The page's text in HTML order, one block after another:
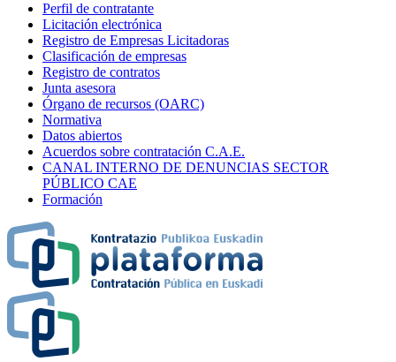
Perfil de contratante
Licitación electrónica
Registro de Empresas Licitadoras
Clasificación de empresas
Registro de contratos
Junta asesora
Órgano de recursos (OARC)
Normativa
Datos abiertos
Acuerdos sobre contratación C.A.E.
CANAL INTERNO DE DENUNCIAS SECTOR
PÚBLICO CAE
Formación